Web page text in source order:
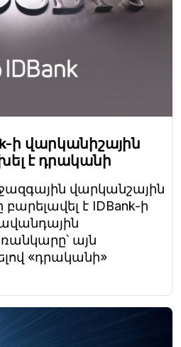
ի վարկանիշային
է դրականի
վարկանշային
բարելավել է IDBank-ի
այն
«դրականի»